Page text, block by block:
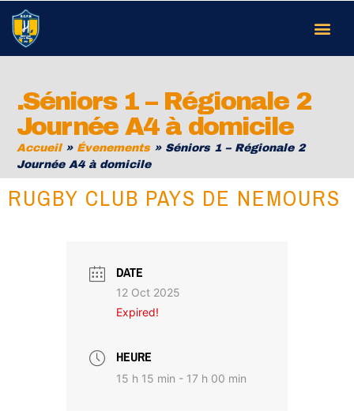
.Séniors 1 – Régionale 2
Journée A4 à domicile
Accueil» Évenements» Séniors 1 – Régionale 2
Journée A4 à domicile
RUGBY CLUB PAYS DE NEMOURS
DATE
12 Oct 2025
Expired!
HEURE
15 h 15 min - 17 h 00 min